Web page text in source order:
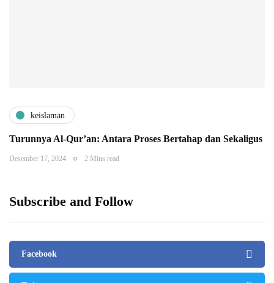
keislaman
Turunnya Al-Qur’an: Antara Proses Bertahap dan Sekaligus
Desember 17, 2024 2 Mins read
Subscribe and Follow
Facebook